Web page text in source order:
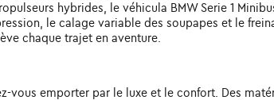
hybrides, le véhicula BMW Serie 1
le calage variable des soupapes et le
chaque trajet en aventure.
vous emporter par le luxe et le confort. Des